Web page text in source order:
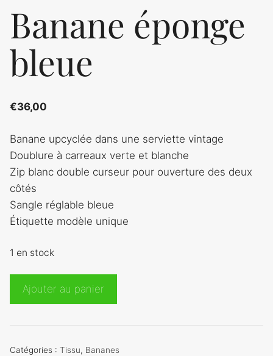
Banane éponge
bleue
€36,00
Banane upcyclée dans une serviette vintage
Doublure à carreaux verte et blanche
Zip blanc double curseur pour ouverture des deux
côtés
Sangle réglable bleue
Étiquette modèle unique
1 en stock
quantité
bleue
Ajouter au panier
Catégories : Tissu, Bananes